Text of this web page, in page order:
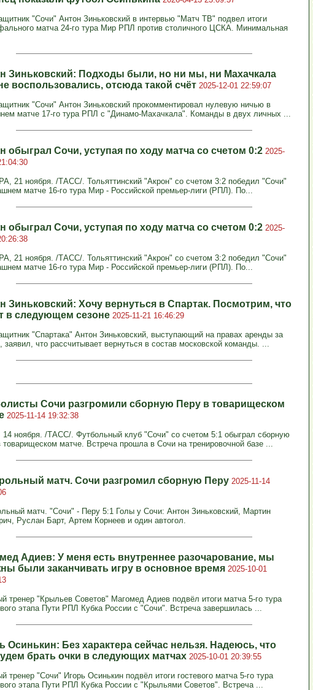
"Сочи" Антон Зиньковский в интервью "Матч ТВ" подвел итоги
матча 24-го тура Мир РПЛ против столичного ЦСКА. Минимальная
Зиньковский: Подходы были, но ни мы, ни Махачкала
воспользовались, отсюда такой счёт 2025-12-01 22:59:07
"Сочи" Антон Зиньковский прокомментировал нулевую ничью в
матче 17-го тура РПЛ с "Динамо-Махачкала". Команды в двух личных ...
обыграл Сочи, уступая по ходу матча со счетом 0:2 2025-
21 ноября. /ТАСС/. Тольяттинский "Акрон" со счетом 3:2 победил "Сочи"
матче 16-го тура Мир - Российской премьер-лиги (РПЛ). По...
обыграл Сочи, уступая по ходу матча со счетом 0:2 2025-
21 ноября. /ТАСС/. Тольяттинский "Акрон" со счетом 3:2 победил "Сочи"
матче 16-го тура Мир - Российской премьер-лиги (РПЛ). По...
Зиньковский: Хочу вернуться в Спартак. Посмотрим, что
в следующем сезоне 2025-11-21 16:46:29
"Спартака" Антон Зиньковский, выступающий на правах аренды за
заявил, что рассчитывает вернуться в состав московской команды. ...
Сочи разгромили сборную Перу в товарищеском
2025-11-14 19:32:38
ноября. /ТАСС/. Футбольный клуб "Сочи" со счетом 5:1 обыграл сборную
товарищеском матче. Встреча прошла в Сочи на тренировочной базе ...
матч. Сочи разгромил сборную Перу 2025-11-14
матч. "Сочи" - Перу 5:1 Голы у Сочи: Антон Зиньковский, Мартин
Руслан Барт, Артем Корнеев и один автогол.
Адиев: У меня есть внутреннее разочарование, мы
были заканчивать игру в основное время 2025-10-01
тренер "Крыльев Советов" Магомед Адиев подвёл итоги матча 5-го тура
этапа Пути РПЛ Кубка России с "Сочи". Встреча завершилась ...
Осинькин: Без характера сейчас нельзя. Надеюсь, что
брать очки в следующих матчах 2025-10-01 20:39:55
тренер "Сочи" Игорь Осинькин подвёл итоги гостевого матча 5-го тура
этапа Пути РПЛ Кубка России с "Крыльями Советов". Встреча ...